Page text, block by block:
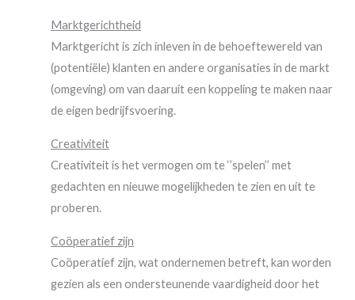
Marktgerichtheid
Marktgericht is zich inleven in de behoeftewereld van
(potentiële) klanten en andere organisaties in de markt
(omgeving) om van daaruit een koppeling te maken naar
de eigen bedrijfsvoering.
Creativiteit
Creativiteit is het vermogen om te ‘’spelen’’ met
gedachten en nieuwe mogelijkheden te zien en uit te
proberen.
Coöperatief zijn
Coöperatief zijn, wat ondernemen betreft, kan worden
gezien als een ondersteunende vaardigheid door het